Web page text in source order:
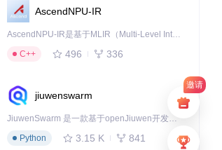
邀请
AscendNPU-IR
AscendNPU-IR是基于MLIR（Multi-Level Intermediate Representation）构建的，面向昇腾亲和算子编译时使用的中间表示，提供昇腾完备表达能力，通过编译优化提升昇腾AI处理器计算效率，支持通过生态框架使能昇腾AI处理器与深度调优
C++
496 336
jiuwenswarm
JiuwenSwarm 是一款基于openJiuwen开发的智能AI Agent，它能够将大语言模型的强大能力，通过你日常使用的各类通讯应用，直接延伸至你的指尖。
Python
3.15 K 841